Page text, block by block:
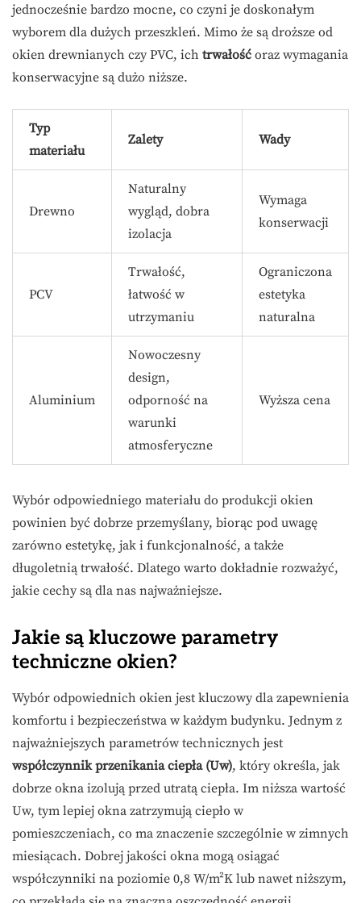
jednocześnie bardzo mocne, co czyni je doskonałym
wyborem dla dużych przeszkleń. Mimo że są droższe od
okien drewnianych czy PVC, ich trwałość oraz wymagania
konserwacyjne są dużo niższe.
Typ
materiału
Zalety Wady
Drewno
Naturalny
wygląd, dobra
izolacja
Wymaga
konserwacji
PCV
Trwałość,
łatwość w
utrzymaniu
Ograniczona
estetyka
naturalna
Aluminium
Nowoczesny
design,
odporność na
warunki
atmosferyczne
Wyższa cena
Wybór odpowiedniego materiału do produkcji okien
powinien być dobrze przemyślany, biorąc pod uwagę
zarówno estetykę, jak i funkcjonalność, a także
długoletnią trwałość. Dlatego warto dokładnie rozważyć,
jakie cechy są dla nas najważniejsze.
Jakie są kluczowe parametry
techniczne okien?
Wybór odpowiednich okien jest kluczowy dla zapewnienia
komfortu i bezpieczeństwa w każdym budynku. Jednym z
najważniejszych parametrów technicznych jest
współczynnik przenikania ciepła (Uw), który określa, jak
dobrze okna izolują przed utratą ciepła. Im niższa wartość
Uw, tym lepiej okna zatrzymują ciepło w
pomieszczeniach, co ma znaczenie szczególnie w zimnych
miesiącach. Dobrej jakości okna mogą osiągać
współczynniki na poziomie 0,8 W/m²K lub nawet niższym,